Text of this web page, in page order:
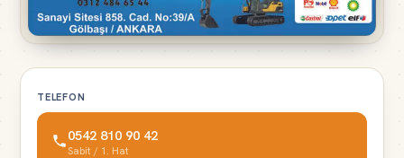
TELEFON
0542 810 90 42
Sabit / 1. Hat